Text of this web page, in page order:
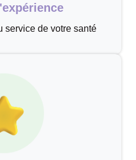
service de votre santé